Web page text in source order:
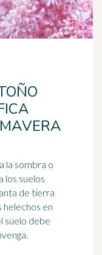
la sombra o
de tierra
helechos en
suelo debe